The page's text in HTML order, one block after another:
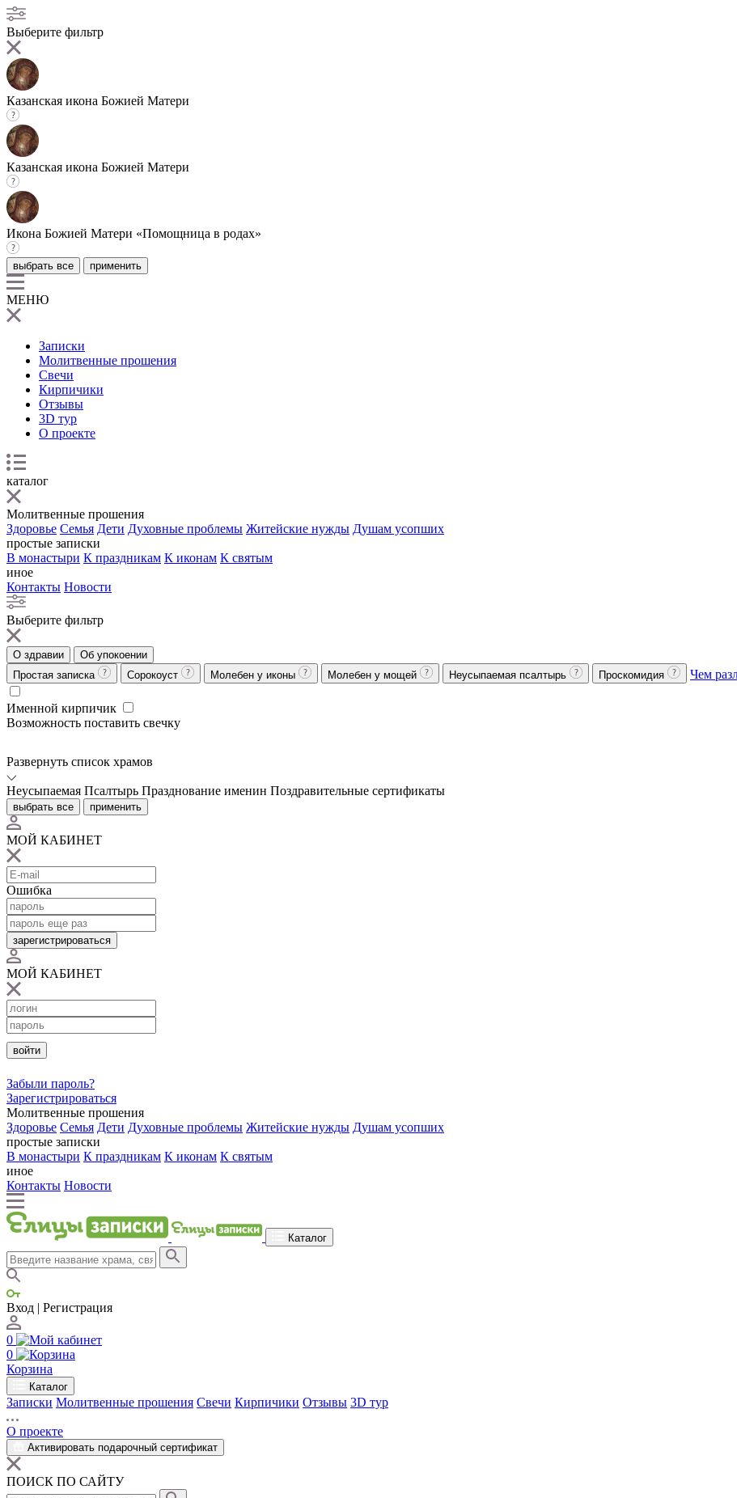
Выберите фильтр
Казанская икона Божией Матери
Казанская икона Божией Матери
Икона Божией Матери «Помощница в родах»
выбрать все применить
МЕНЮ
Записки
Молитвенные прошения
Свечи
Кирпичики
Отзывы
3D тур
О проекте
каталог
Молитвенные прошения
Здоровье Семья Дети Духовные проблемы Житейские нужды Душам усопших
простые записки
В монастыри К праздникам К иконам К святым
иное
Контакты Новости
Выберите фильтр
О здравии
Об упокоении
Простая записка
Сорокоуст Молебен у иконы Молебен у мощей Неусыпаемая псалтырь Проскомидия Чем
Именной кирпичик
Возможность поставить свечку
Развернуть список храмов
Неусыпаемая Псалтырь Празднование именин Поздравительные сертификаты
выбрать все применить
МОЙ КАБИНЕТ
Ошибка
зарегистрироваться
МОЙ КАБИНЕТ
войти
Забыли пароль?
Зарегистрироваться
Молитвенные прошения
Здоровье Семья Дети Духовные проблемы Житейские нужды Душам усопших
простые записки
В монастыри К праздникам К иконам К святым
иное
Контакты Новости
Каталог
Вход | Регистрация
0
0
Корзина
Каталог
Записки Молитвенные прошения Свечи Кирпичики Отзывы 3D тур
О проекте
Активировать подарочный сертификат
ПОИСК ПО САЙТУ